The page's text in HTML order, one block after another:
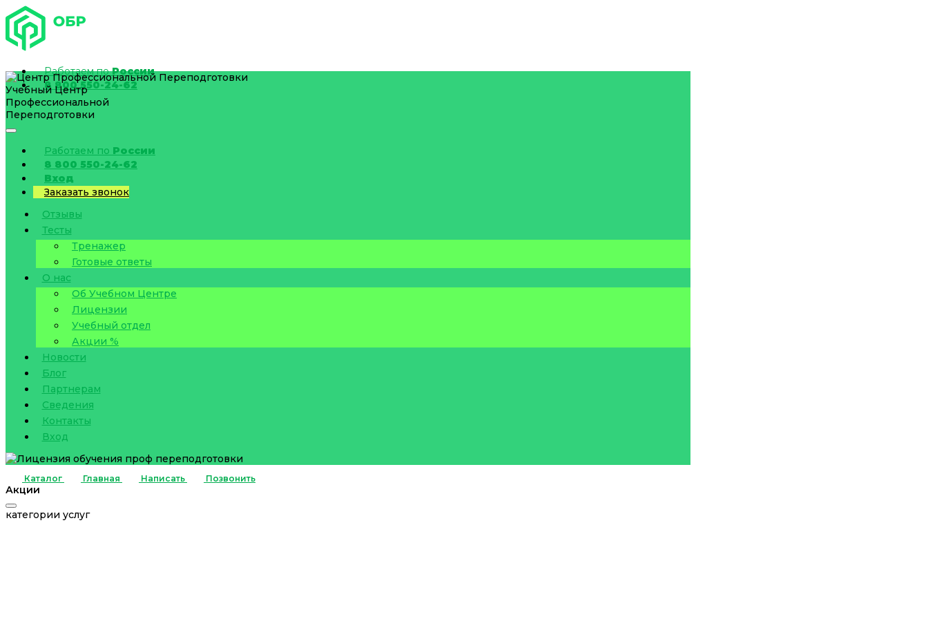
Работаем поРоссии
8 800 550-24-62
Учебный Центр
Профессиональной
Переподготовки
Работаем по России
8 800 550-24-62
Вход
Заказать звонок
Отзывы
Тесты
Тренажер
Готовые ответы
О нас
Об Учебном Центре
Лицензии
Учебный отдел
Акции %
Новости
Блог
Партнерам
Сведения
Контакты
Вход
Каталог Главная Написать Позвонить
Акции
категории услуг